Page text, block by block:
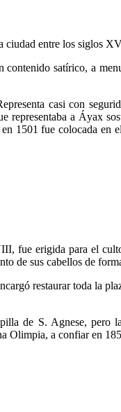
ciudad entre los siglos
satírico, a
casi con
representaba a Áyax
1501 fue colocada en
fue erigida para el
de sus cabellos de
restaurar toda la
de S. Agnese, pero
Olimpia, a confiar en